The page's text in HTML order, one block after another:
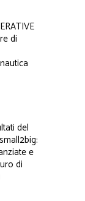
di
del
e
di